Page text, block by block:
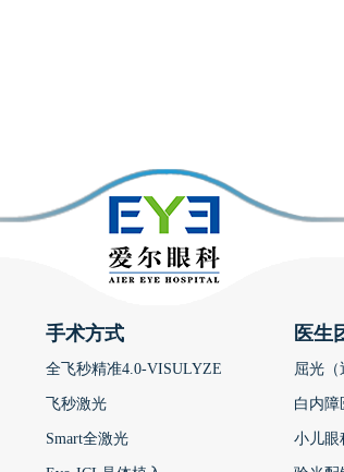
手术方式
全飞秒精准4.0-VISULYZE
飞秒激光
Smart全激光
医生
屈光（
白内障
小儿眼